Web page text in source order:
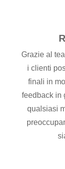
Grazie al
i clienti
finali in
feedback in
qualsiasi